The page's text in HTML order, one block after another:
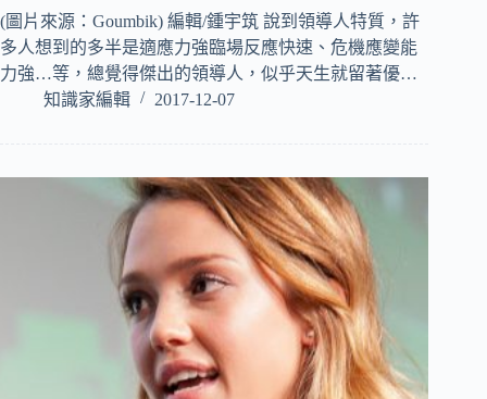
(圖片來源：Goumbik) 編輯/鍾宇筑 說到領導人特質，許
多人想到的多半是適應力強臨場反應快速、危機應變能
力強…等，總覺得傑出的領導人，似乎天生就留著優…
知識家編輯
2017-12-07